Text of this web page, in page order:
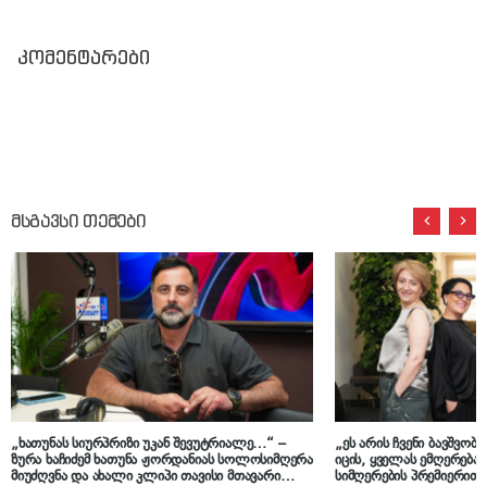
კომენტარები
მსგავსი თემები
„ხათუნას სიურპრიზი უკან შევუტრიალე…“ –
ზურა ხაჩიძემ ხათუნა ჟორდანიას სოლოსიმღერა
მიუძღვნა და ახალი კლიპი თავისი მთავარი
„ეს არის ჩვენი
იცის, ყველას
სიმღერების